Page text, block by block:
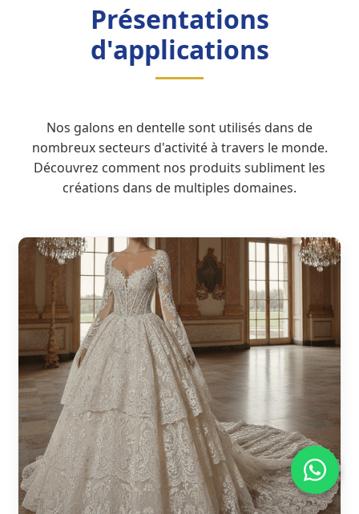
Présentations
d'applications
Nos galons en dentelle sont utilisés dans de
nombreux secteurs d'activité à travers le monde.
Découvrez comment nos produits subliment les
créations dans de multiples domaines.